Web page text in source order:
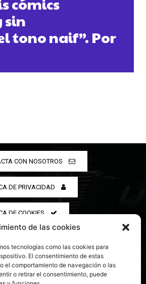
de las cookies
tecnologías como las cookies para
El consentimiento de estas
el comportamiento de navegación o las
o retirar el consentimiento, puede
sin
tono naif”. Por
CON NOSOTROS
DE PRIVACIDAD
DE COOKIES